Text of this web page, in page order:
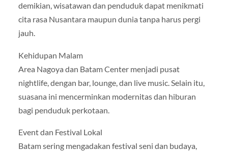
demikian, wisatawan dan penduduk dapat menikmati
cita rasa Nusantara maupun dunia tanpa harus pergi
jauh.
Kehidupan Malam
Area Nagoya dan Batam Center menjadi pusat
nightlife, dengan bar, lounge, dan live music. Selain itu,
suasana ini mencerminkan modernitas dan hiburan
bagi penduduk perkotaan.
Event dan Festival Lokal
Batam sering mengadakan festival seni dan budaya,